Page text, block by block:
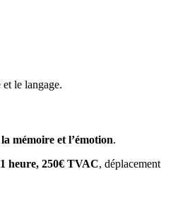
le langage.
mémoire et l’émotion.
1 heure, 250€ TVAC, déplacement